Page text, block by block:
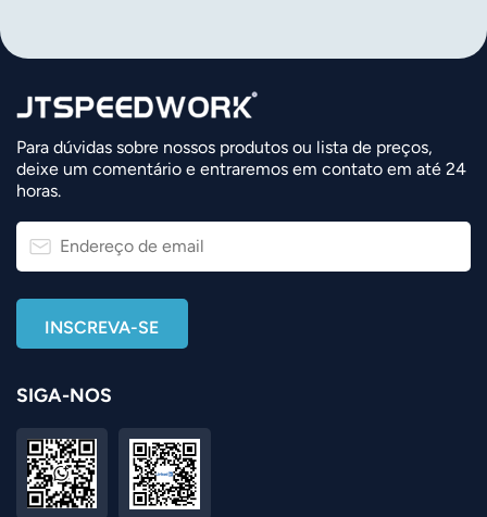
Para dúvidas sobre nossos produtos ou lista de preços,
deixe um comentário e entraremos em contato em até 24
horas.
SIGA-NOS